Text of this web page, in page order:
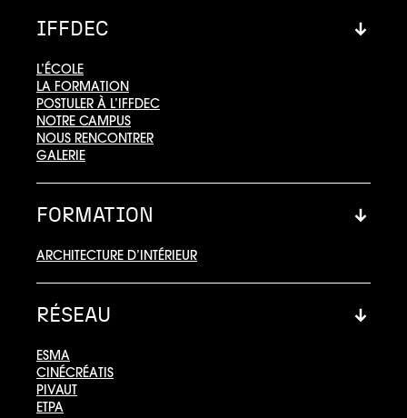
IFFDEC
L’ÉCOLE
LA FORMATION
POSTULER À L’IFFDEC
NOTRE CAMPUS
NOUS RENCONTRER
GALERIE
FORMATION
ARCHITECTURE D’INTÉRIEUR
RÉSEAU
ESMA
CINÉCRÉATIS
PIVAUT
ETPA